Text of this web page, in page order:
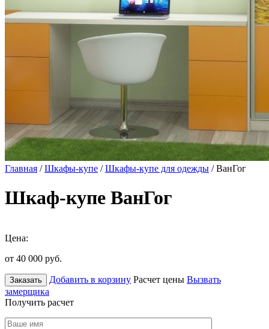
Главная /Шкафы-купе /Шкафы-купе для одежды / ВанГог
Шкаф-купе ВанГог
Цена:
от 40 000 руб.
Заказать Добавить в корзину Расчет цены Вызвать
замерщика
Получить расчет